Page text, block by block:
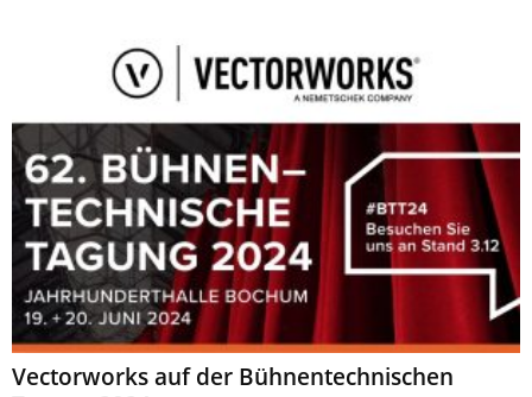
Vectorworks auf der Bühnentechnischen